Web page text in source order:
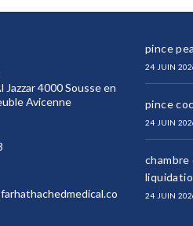
Jazzar 4000 Sousse en
Avicenne
pince
24 JUIN
pince
24 JUIN
24 JUIN